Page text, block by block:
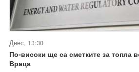
Днес, 13:30
По-високи ще са сметките за топла
Враца